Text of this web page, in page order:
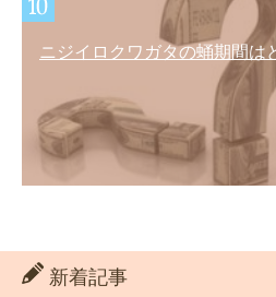
ニジイロクワガタの蛹期間は
新着記事